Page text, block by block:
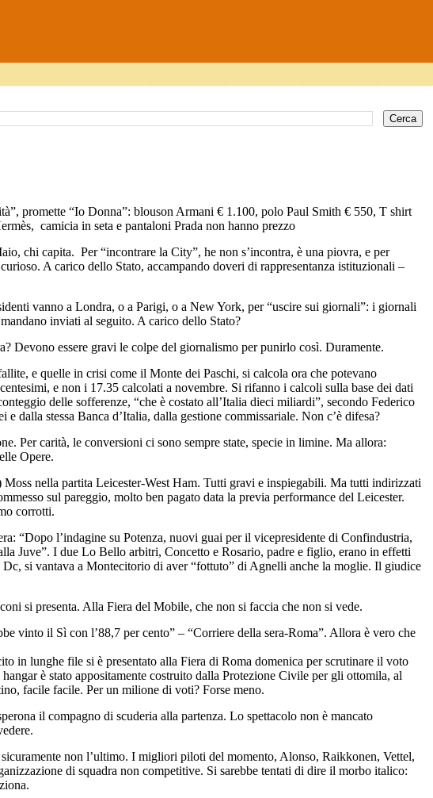
promette “Io Donna”: blouson Armani € 1.100, polo Paul Smith € 550, T shirt
camicia in seta e pantaloni Prada non hanno prezzo
chi capita. Per “incontrare la City”, he non s’incontra, è una piovra, e per
A carico dello Stato, accampando doveri di rappresentanza istituzionali –
vanno a Londra, o a Parigi, o a New York, per “uscire sui giornali”: i giornali
inviati al seguito. A carico dello Stato?
Devono essere gravi le colpe del giornalismo per punirlo così. Duramente.
e quelle in crisi come il Monte dei Paschi, si calcola ora che potevano
e non i 17.35 calcolati a novembre. Si rifanno i calcoli sulla base dei dati
delle sofferenze, “che è costato all’Italia dieci miliardi”, secondo Federico
dalla stessa Banca d’Italia, dalla gestione commissariale. Non c’è difesa?
Per carità, le conversioni ci sono sempre state, specie in limine. Ma allora:
Opere.
nella partita Leicester-West Ham. Tutti gravi e inspiegabili. Ma tutti indirizzati
sul pareggio, molto ben pagato data la previa performance del Leicester.
corrotti.
“Dopo l’indagine su Potenza, nuovi guai per il vicepresidente di Confindustria,
Juve”. I due Lo Bello arbitri, Concetto e Rosario, padre e figlio, erano in effetti
si vantava a Montecitorio di aver “fottuto” di Agnelli anche la moglie. Il giudice
si presenta. Alla Fiera del Mobile, che non si faccia che non si vede.
vinto il Sì con l’88,7 per cento” – “Corriere della sera-Roma”. Allora è vero che
in lunghe file si è presentato alla Fiera di Roma domenica per scrutinare il voto
è stato appositamente costruito dalla Protezione Civile per gli ottomila, al
facile facile. Per un milione di voti? Forse meno.
il compagno di scuderia alla partenza. Lo spettacolo non è mancato
non l’ultimo. I migliori piloti del momento, Alonso, Raikkonen, Vettel,
di squadra non competitive. Si sarebbe tentati di dire il morbo italico: